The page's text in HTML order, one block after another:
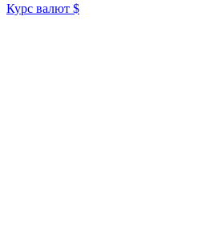
Курс валют $